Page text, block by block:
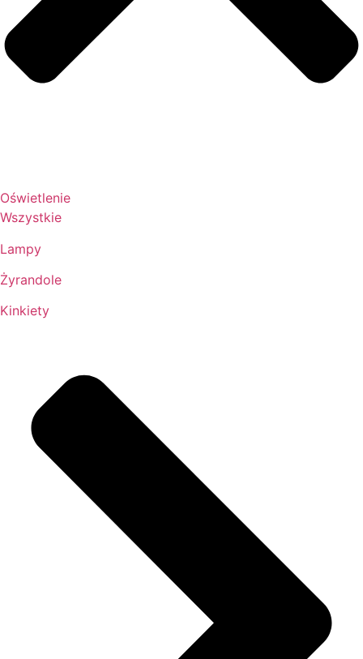
Oświetlenie
Wszystkie
Lampy
Żyrandole
Kinkiety